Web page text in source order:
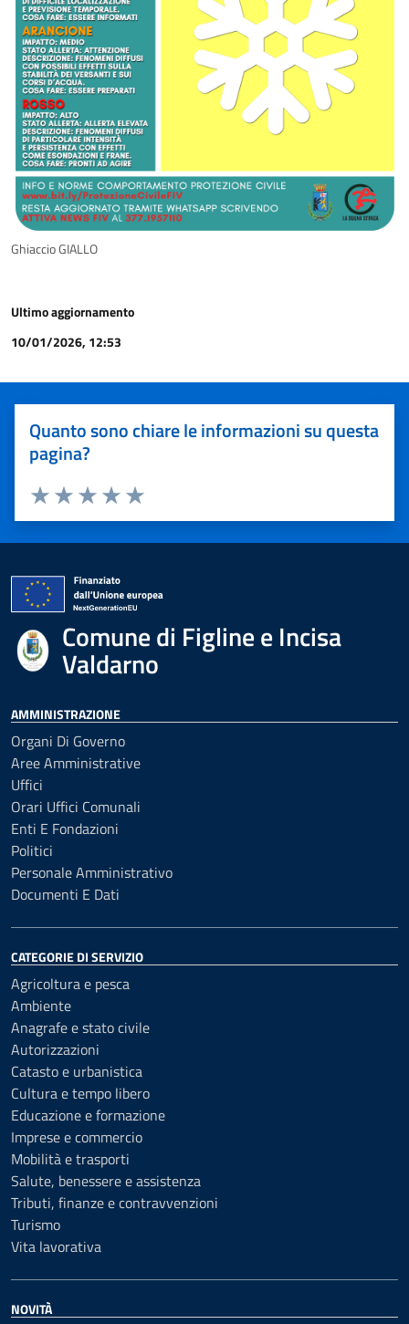
Ghiaccio GIALLO
Ultimo aggiornamento
10/01/2026, 12:53
Quanto sono chiare le informazioni su questa
pagina?
Valuta 5 stelle su 5
Valuta 4 stelle su 5
Valuta 3 stelle su 5
Valuta 2 stelle su 5
Valuta 1 stelle su 5
Comune di Figline e Incisa
Valdarno
AMMINISTRAZIONE
Organi Di Governo
Aree Amministrative
Uffici
Orari Uffici Comunali
Enti E Fondazioni
Politici
Personale Amministrativo
Documenti E Dati
CATEGORIE DI SERVIZIO
Agricoltura e pesca
Ambiente
Anagrafe e stato civile
Autorizzazioni
Catasto e urbanistica
Cultura e tempo libero
Educazione e formazione
Imprese e commercio
Mobilità e trasporti
Salute, benessere e assistenza
Tributi, finanze e contravvenzioni
Turismo
Vita lavorativa
NOVITÀ